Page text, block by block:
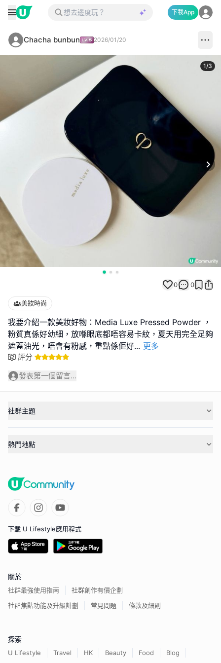
下載App
Chacha bunbun 2026/01/20
1/3
0 0
美妝時尚
我要介紹一款美妝好物：Media Luxe Pressed Powder ，
粉質真係好幼細，放喺眼底都唔容易卡紋，夏天用完全足夠
遮蓋油光，唔會有粉感，重點係佢好... 更多
評分
發表第一個留言...
社群主題
熱門地點
下載 U Lifestyle應用程式
關於
社群最強使用指南
社群創作有價企劃
社群焦點功能及升級計劃
常見問題 條款及細則
探索
U Lifestyle Travel HK Beauty Food Blog